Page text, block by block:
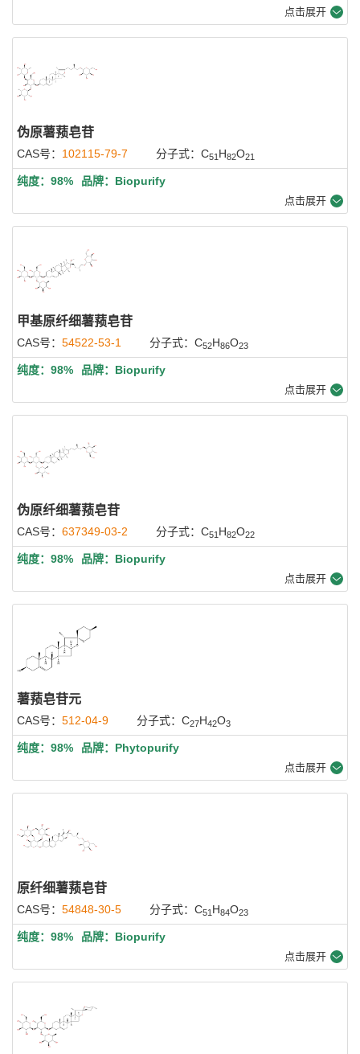
点击展开
伪原薯蓣皂苷
CAS号： 102115-79-7 分子式：C51 H82O21
纯度：98% 品牌：Biopurify
点击展开
甲基原纤细薯蓣皂苷
CAS号： 54522-53-1 分子式：C52H86O23
纯度：98% 品牌：Biopurify
点击展开
伪原纤细薯蓣皂苷
CAS号： 637349-03-2 分子式：C51 H82O22
纯度：98% 品牌：Biopurify
点击展开
薯蓣皂苷元
CAS号： 512-04-9 分子式：C27H42O3
纯度：98% 品牌：Phytopurify
点击展开
原纤细薯蓣皂苷
CAS号： 54848-30-5 分子式：C51 H84O23
纯度：98% 品牌：Biopurify
点击展开